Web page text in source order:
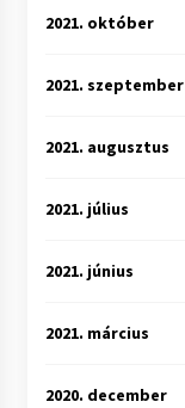
2021. október
2021. szeptember
2021. augusztus
2021. július
2021. június
2021. március
2020. december